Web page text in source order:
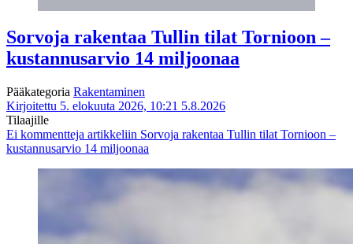
Sorvoja rakentaa Tullin tilat Tornioon –
kustannusarvio 14 miljoonaa
Pääkategoria Rakentaminen
Kirjoitettu 5. elokuuta 2026, 10:21 5.8.2026
Tilaajille
Ei kommentteja artikkeliin Sorvoja rakentaa Tullin tilat Tornioon –
kustannusarvio 14 miljoonaa